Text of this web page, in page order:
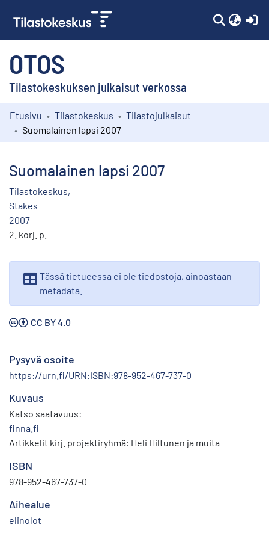
OTOS
Tilastokeskuksen julkaisut verkossa
Kokoelmat
Etusivu Tilastokeskus
Tilastojulkaisut
Suomalainen lapsi 2007
Suomalainen lapsi 2007
Tilastokeskus,
Stakes
2007
2. korj. p.
Tässä tietueessa ei ole tiedostoja, ainoastaan
metadata.
CC BY 4.0
Pysyvä osoite
https://urn.fi/URN:ISBN:978-952-467-737-0
Kuvaus
Katso saatavuus:
finna.fi
Artikkelit kirj. projektiryhmä: Heli Hiltunen ja muita
ISBN
978-952-467-737-0
Aihealue
elinolot